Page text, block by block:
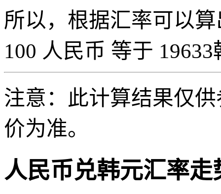
所以，根据汇率可以
100 人民币 等于
注意：此计算结果仅
价为准。
人民币兑韩元汇率走